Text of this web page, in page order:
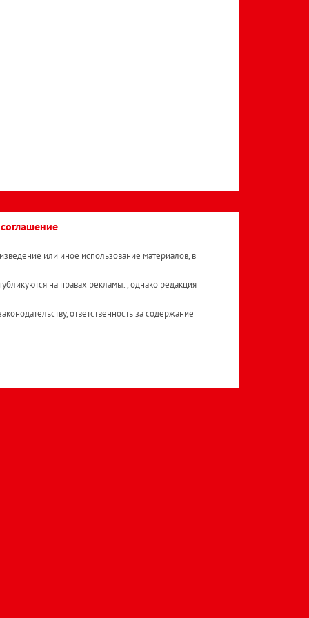
или иное использование материалов, в
на правах рекламы. , однако редакция
ответственность за содержание